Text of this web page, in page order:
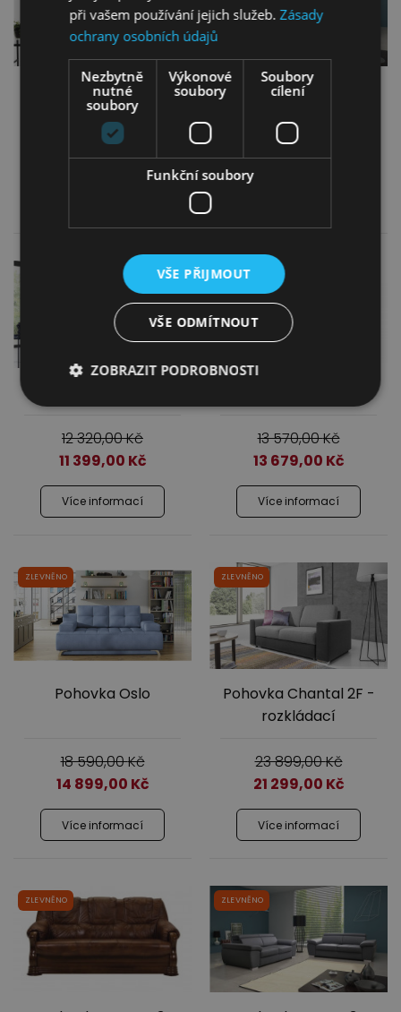
Pohovka Genova 2
13 490,00
12 199,00Kč
Pohovka Rosso 2
13 669,00
12 599,00Kč
12 320,00Kč
11 399,00 Kč
Více informací
13 570,00Kč
13 679,00 Kč
Více informací
ZLEVNĚNO
Pohovka Oslo
18 590,00Kč
14 899,00 Kč
Více informací
ZLEVNĚNO
Pohovka Chantal 2F -
rozkládací
23 899,00Kč
21 299,00 Kč
Více informací
ZLEVNĚNO ZLEVNĚNO
při vašem používání jejich služeb.Zásady
ochrany osobních údajů
Nezbytně
nutné
soubory
Výkonové
soubory
Soubory
cílení
Funkční soubory
VŠE PŘIJMOUT
VŠE ODMÍTNOUT
ZOBRAZIT PODROBNOSTI